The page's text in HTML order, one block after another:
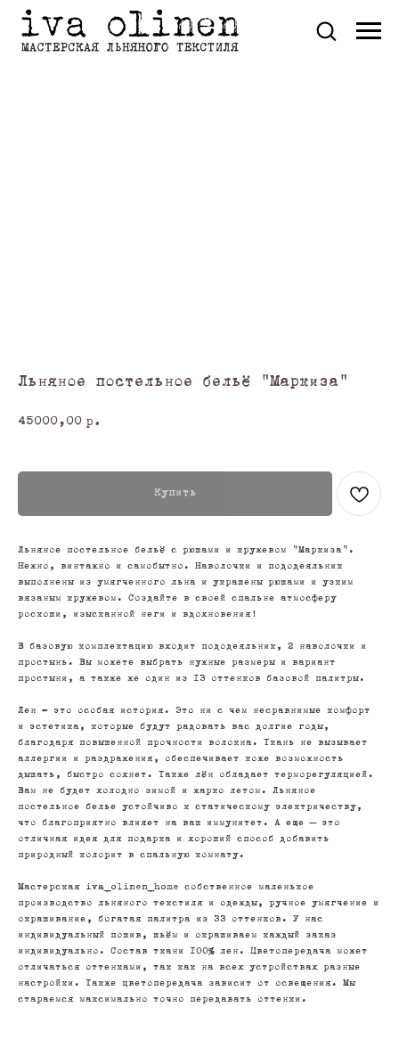
Льняное постельное бельё "Маркиза"
45000,00 р.
Купить
Льняное постельное бельё с рюшами и кружевом "Маркиза".
Нежно, винтажно и самобытно. Наволочки и пододеяльник
выполнены из умягченного льна и украшены рюшами и узким
вязаным кружевом. Создайте в своей спальне атмосферу
роскоши, изысканной неги и вдохновения!
В базовую комплектацию входит пододеяльник, 2 наволочки и
простынь. Вы можете выбрать нужные размеры и вариант
простыни, а также же один из 13 оттенков базовой палитры.
Лен - это особая история. Это ни с чем несравнимые комфорт
и эстетика, которые будут радовать вас долгие годы,
благодаря повышенной прочности волокна. Ткань не вызывает
аллергии и раздражения, обеспечивает коже возможность
дышать, быстро сохнет. Также лён обладает терморегуляцией.
Вам не будет холодно зимой и жарко летом. Льняное
постельное белье устойчиво к статическому электричеству,
что благоприятно влияет на ваш иммунитет. А еще – это
отличная идея для подарка и хороший способ добавить
природный колорит в спальную комнату.
Мастерская iva_olinen_home собственное маленькое
производство льняного текстиля и одежды, ручное умягчение и
окрашивание, богатая палитра из 33 оттенков. У нас
индивидуальный пошив, шьём и окрашиваем каждый заказ
индивидуально. Состав ткани 100% лен. Цветопередача может
отличаться оттенками, так как на всех устройствах разные
настройки. Также цветопередача зависит от освещения. Мы
стараемся максимально точно передавать оттенки.